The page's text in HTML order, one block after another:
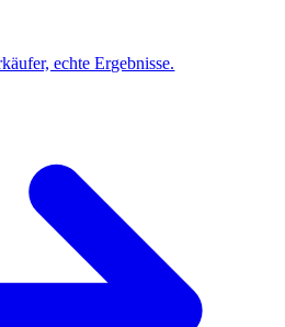
echte Ergebnisse.